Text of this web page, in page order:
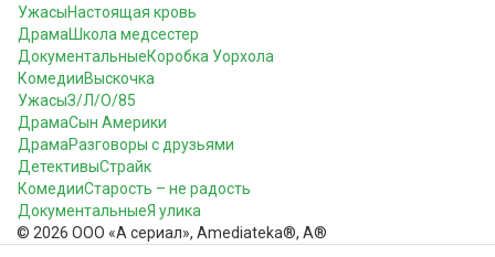
УжасыНастоящая кровь
ДрамаШкола медсестер
ДокументальныеКоробка Уорхола
КомедииВыскочка
УжасыЗ/Л/О/85
ДрамаСын Америки
ДрамаРазговоры с друзьями
ДетективыСтрайк
КомедииСтарость – не радость
ДокументальныеЯ улика
© 2026 ООО «А сериал», Amediateka®, A®